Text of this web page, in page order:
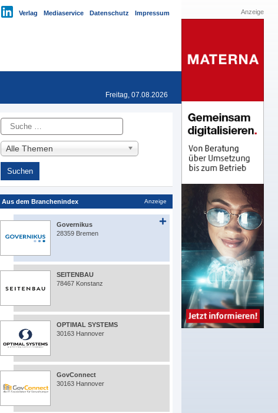
Verlag Mediaservice Datenschutz Impressum
Freitag, 07.08.2026
Suche
Alle Themen
Aus dem Branchenindex Anzeige
Governikus
28359 Bremen
SEITENBAU
78467 Konstanz
OPTIMAL SYSTEMS
30163 Hannover
GovConnect
30163 Hannover
Anzeige